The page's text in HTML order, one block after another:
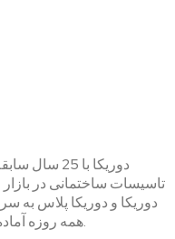
دوریکا با
دوریکا و دوریکا پلاس به
همه روزه آماده خدمت رسانی به هموطنان عزیز است.